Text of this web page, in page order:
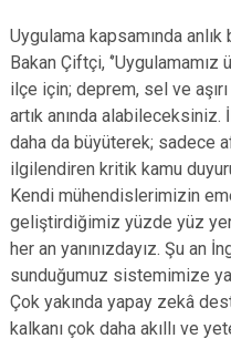
Uygulama kapsamında anlık
Bakan Çiftçi,
ilçe için; deprem, sel ve aşırı
artık anında alabileceksiniz.
daha da büyüterek; sadece
ilgilendiren kritik kamu
Kendi mühendislerimizin
geliştirdiğimiz yüzde yüz
her an yanınızdayız. Şu an
sunduğumuz sistemimize
Çok yakında yapay zekâ
kalkanı çok daha akıllı ve